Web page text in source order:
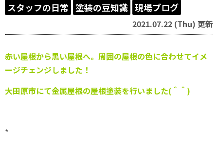
スタッフの日常 塗装の豆知識 現場ブログ
2021.07.22 (Thu) 更新
赤い屋根から黒い屋根へ。周囲の屋根の色に合わせてイメ
ージチェンジしました！
大田原市にて金属屋根の屋根塗装を行いました(＾＾)
*